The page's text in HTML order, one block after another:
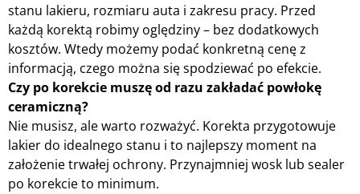
stanu lakieru, rozmiaru auta i zakresu pracy. Przed
każdą korektą robimy oględziny – bez dodatkowych
kosztów. Wtedy możemy podać konkretną cenę z
informacją, czego można się spodziewać po efekcie.
Czy po korekcie muszę od razu zakładać powłokę
ceramiczną?
Nie musisz, ale warto rozważyć. Korekta przygotowuje
lakier do idealnego stanu i to najlepszy moment na
założenie trwałej ochrony. Przynajmniej wosk lub sealer
po korekcie to minimum.